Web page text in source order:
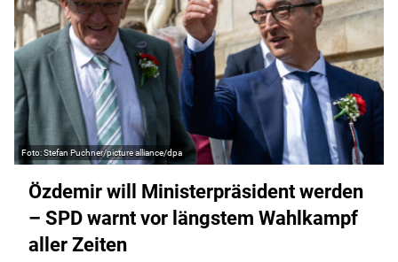
Stefan Puchner/picture alliance/dpa
Özdemir will Ministerpräsident werden
– SPD warnt vor längstem Wahlkampf
aller Zeiten